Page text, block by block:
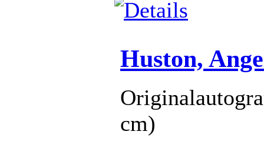
Huston,
cm)